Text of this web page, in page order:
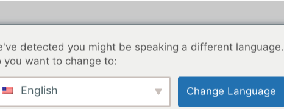
Las
detected you might be speaking a different language.
you want to change to:
English Change Language